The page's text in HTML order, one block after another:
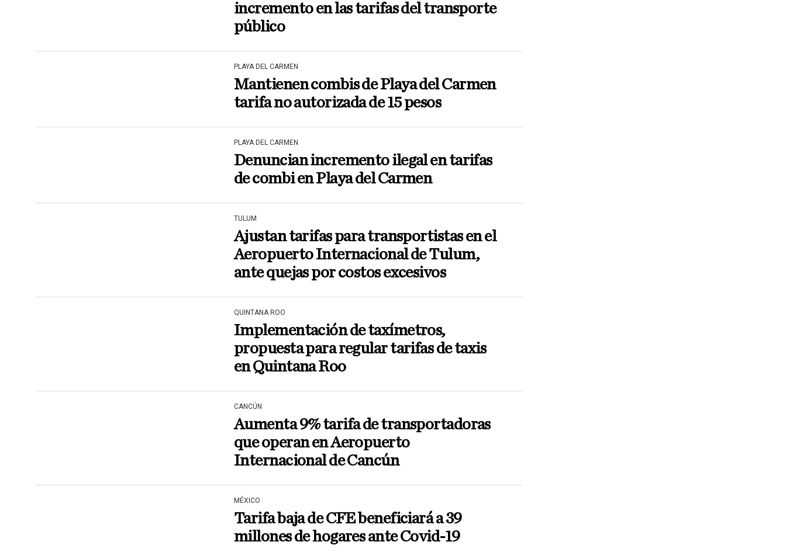
incremento en las tarifas del transporte
público
PLAYA DEL CARMEN
Mantienen combis de Playa del Carmen
tarifa no autorizada de 15 pesos
PLAYA DEL CARMEN
Denuncian incremento ilegal en tarifas
de combi en Playa del Carmen
TULUM
Ajustan tarifas para transportistas en el
Aeropuerto Internacional de Tulum,
ante quejas por costos excesivos
QUINTANA ROO
Implementación de taxímetros,
propuesta para regular tarifas de taxis
en Quintana Roo
CANCÚN
Aumenta 9% tarifa de transportadoras
que operan en Aeropuerto
Internacional de Cancún
MÉXICO
Tarifa baja de CFE beneficiará a 39
millones de hogares ante Covid-19